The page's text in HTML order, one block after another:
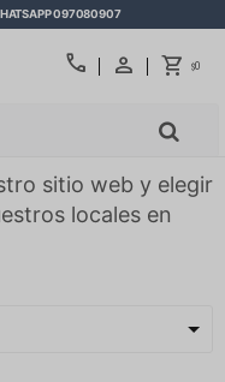
097080907
call $0
sitio web y elegir
locales en